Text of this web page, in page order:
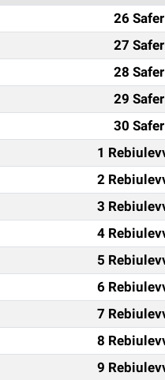
26
27
28
29
30
1
2
3
4
5
6
7
8
9